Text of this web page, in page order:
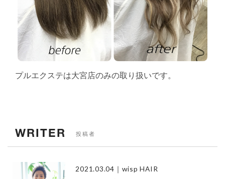
プルエクステは大宮店のみの取り扱いです。
WRITER 投稿者
2021.03.04 ｜wisp HAIR